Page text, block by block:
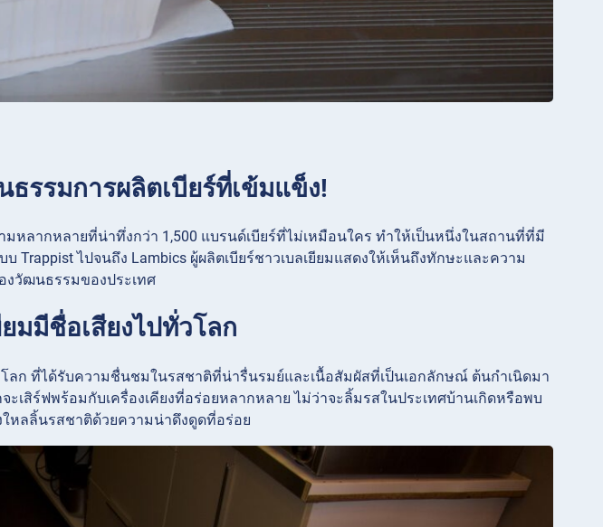
ธรรมการผลิตเบียร์ที่เข้มแข็ง!
ามหลากหลายที่น่าทึ่งกว่า 1,500 แบรนด์เบียร์ที่ไม่เหมือนใคร ทำให้เป็นหนึ่งในสถานที่ที่มี
Trappist ไปจนถึง Lambics ผู้ผลิตเบียร์ชาวเบลเยียมแสดงให้เห็นถึงทักษะและความ
งวัฒนธรรมของประเทศ
มมีชื่อเสียงไปทั่วโลก
โลก ที่ได้รับความชื่นชมในรสชาติที่น่ารื่นรมย์และเนื้อสัมผัสที่เป็นเอกลักษณ์ ต้นกำเนิดมา
ะเสิร์ฟพร้อมกับเครื่องเคียงที่อร่อยหลากหลาย ไม่ว่าจะลิ้มรสในประเทศบ้านเกิดหรือพบ
ใหลลิ้นรสชาติด้วยความน่าดึงดูดที่อร่อย